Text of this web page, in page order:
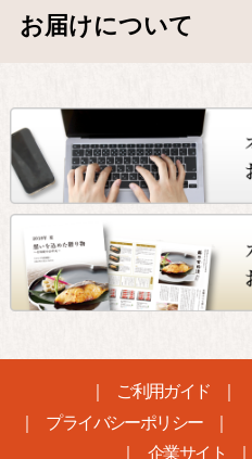
お届けについて
ご利用ガイド
プライバシーポリシー
企業サイト